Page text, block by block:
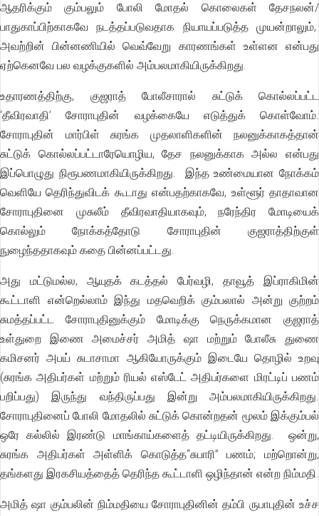
ஆதரிக்கும் கும்பலும் போலி மோதல் கொலைகள் தேசநலன்/
பாதுகாப்பிற்காகவே நடத்தப்படுவதாக நியாயப்படுத்த முயன்றாலும்,
அவற்றின் பின்னணியில் வெவ்வேறு காரணங்கள் உள்ளன என்பது
ஏற்கெனவே பல வழக்குகளில் அம்பலமாகியிருக்கிறது.
உதாரணத்திற்கு, குஜராத் போலீசாரால் சுட்டுக் கொல்லப்பட்ட
‘தீவிரவாதி’ சோராபுதின் வழக்கையே எடுத்துக் கொள்வோம்.
சோராபுதின் மார்பிள் சுரங்க முதலாளிகளின் நலனுக்காகத்தான்
சுட்டுக் கொல்லப்பட்டாரேயொழிய, தேச நலனுக்காக அல்ல என்பது
இப்பொழுது நிரூபணமாகியிருக்கிறது. இந்த உண்மையான நோக்கம்
வெளியே தெரிந்துவிடக் கூடாது என்பதற்காகவே, உள்ளூர் தாதாவான
சோராபுதினை முசுலீம் தீவிரவாதியாகவும், நரேந்திர மோடியைக்
கொல்லும் நோக்கத்தோடு சோராபுதின் குஜராத்திற்குள்
நுழைந்ததாகவும் கதை பின்னப்பட்டது.
அது மட்டுமல்ல, ஆயுதக் கடத்தல் பேர்வழி, தாவூத் இப்ராகிமின்
கூட்டாளி என்றெல்லாம் இந்து மதவெறிக் கும்பலால் அன்று குற்றம்
சுமத்தப்பட்ட சோராபுதினுக்கும் மோடிக்கு நெருக்கமான குஜராத்
உள்துறை இணை அமைச்சர் அமித் ஷா மற்றும் போலீசு துணை
கமிசனர் அபய் சுடாசாமா ஆகியோருக்கும் இடையே தொழில் உறவு
(சுரங்க அதிபர்கள் மற்றும் ரியல் எஸ்டேட் அதிபர்களை மிரட்டிப் பணம்
பறிப்பது) இருந்து வந்திருப்பது இன்று அம்பலமாகியிருக்கிறது.
சோராபுதினைப் போலி மோதலில் சுட்டுக் கொன்றதன் மூலம் இக்கும்பல்
ஒரே கல்லில் இரண்டு மாங்காய்களைத் தட்டியிருக்கிறது. ஒன்று,
சுரங்க அதிபர்கள் அள்ளிக் கொடுத்த‘‘சுபாரி” பணம்; மற்றொன்று,
தங்களது இரகசியத்தைத் தெரிந்த கூட்டாளி ஒழிந்தான் என்ற நிம்மதி.
அமித் ஷா கும்பலின் நிம்மதியை சோராபுதினின் தம்பி ருபாபுதின் உச்ச